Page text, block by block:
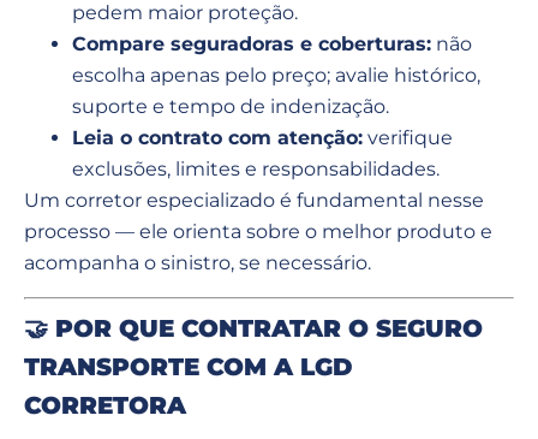
pedem maior proteção.
Compare seguradoras e coberturas: não
escolha apenas pelo preço; avalie histórico,
suporte e tempo de indenização.
Leia o contrato com atenção: verifique
exclusões, limites e responsabilidades.
Um corretor especializado é fundamental nesse
processo — ele orienta sobre o melhor produto e
acompanha o sinistro, se necessário.
🤝 POR QUE CONTRATAR O SEGURO
TRANSPORTE COM A LGD
CORRETORA